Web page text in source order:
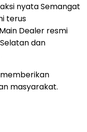
nyata Semangat
terus
Dealer resmi
dan
masyarakat.